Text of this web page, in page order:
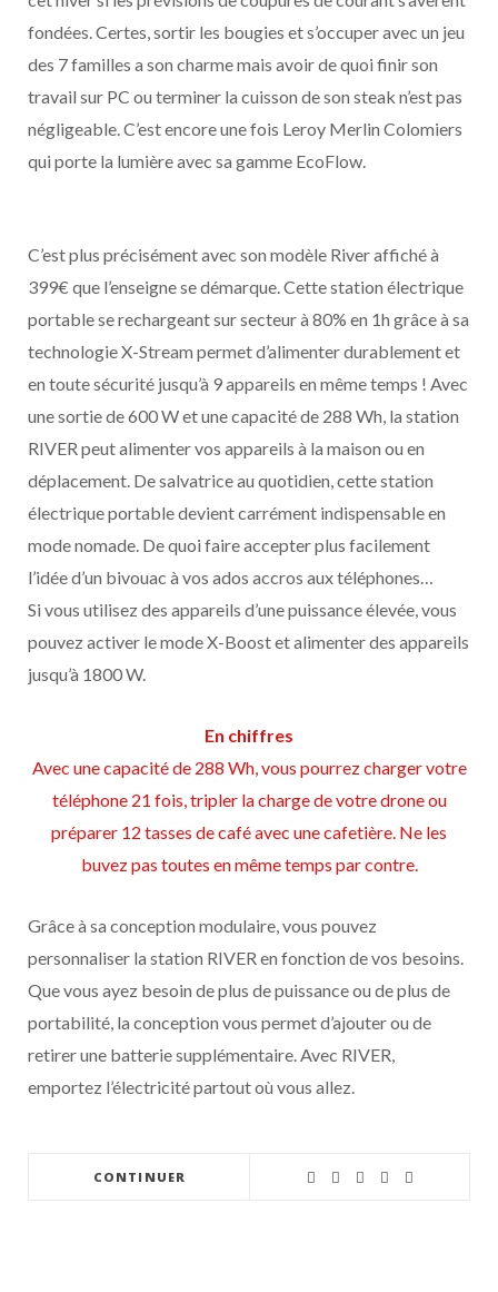
fondées. Certes, sortir les bougies et s’occuper avec un jeu
des 7 familles a son charme mais avoir de quoi finir son
travail sur PC ou terminer la cuisson de son steak n’est pas
négligeable. C’est encore une fois Leroy Merlin Colomiers
qui porte la lumière avec sa gamme EcoFlow.
C’est plus précisément avec son modèle River affiché à
399€ que l’enseigne se démarque. Cette station électrique
portable se rechargeant sur secteur à 80% en 1h grâce à sa
technologie X-Stream permet d’alimenter durablement et
en toute sécurité jusqu’à 9 appareils en même temps ! Avec
une sortie de 600 W et une capacité de 288 Wh, la station
RIVER peut alimenter vos appareils à la maison ou en
déplacement. De salvatrice au quotidien, cette station
électrique portable devient carrément indispensable en
mode nomade. De quoi faire accepter plus facilement
l’idée d’un bivouac à vos ados accros aux téléphones…
Si vous utilisez des appareils d’une puissance élevée, vous
pouvez activer le mode X-Boost et alimenter des appareils
jusqu’à 1800 W.
En chiffres
Avec une capacité de 288 Wh, vous pourrez charger votre
téléphone 21 fois, tripler la charge de votre drone ou
préparer 12 tasses de café avec une cafetière. Ne les
buvez pas toutes en même temps par contre.
Grâce à sa conception modulaire, vous pouvez
personnaliser la station RIVER en fonction de vos besoins.
Que vous ayez besoin de plus de puissance ou de plus de
portabilité, la conception vous permet d’ajouter ou de
retirer une batterie supplémentaire. Avec RIVER,
emportez l’électricité partout où vous allez.
CONTINUER